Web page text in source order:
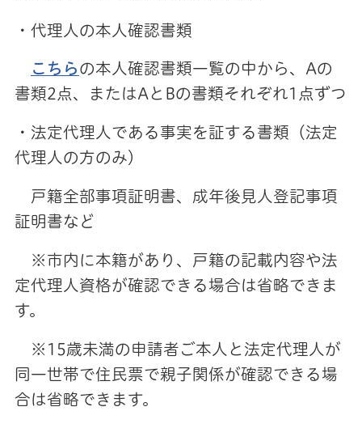
・代理人の本人確認書類
こちら の本人確認書類一覧の中から、Aの
書類2点、またはAとBの書類それぞれ1点ずつ
・法定代理人である事実を証する書類（法定
代理人の方のみ）
戸籍全部事項証明書、成年後見人登記事項
証明書など
※市内に本籍があり、戸籍の記載内容や法
定代理人資格が確認できる場合は省略できま
す。
※15歳未満の申請者ご本人と法定代理人が
同一世帯で住民票で親子関係が確認できる場
合は省略できます。